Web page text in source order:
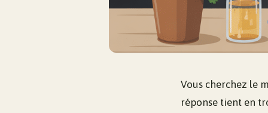
Vous cherchez le
réponse tient en